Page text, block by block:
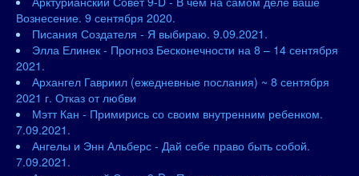
Вознесение. 9 сентября 2020.
Писания Создателя - Я выбираю. 9.09.2021.
Элла Елинек - Прогноз Бесконечности на 8 – 14 сентября
2021.
Архангел Гавриил (ежедневные послания) ~ 8 сентября
2021 г. Отказ от любви
Мэтт Кан - Примирись со своим внутренним ребенком.
7.09.2021.
Ангелы и Энн Альберс - Дай себе право быть собой.
7.09.2021.